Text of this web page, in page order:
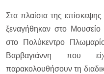
Στα πλαίσια της
ξεναγήθηκαν στο Μουσείο
στο Πολύκεντρο
Βαρβαγιάννη που
παρακολουθήσουν τη